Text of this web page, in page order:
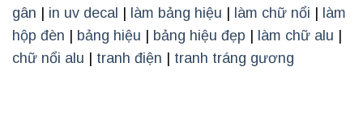
gân
in uv decal làm bảng hiệu làm chữ nổi
làm
hộp đèn
bảng hiệu bảng hiệu đẹp làm chữ alu
chữ nổi alu
tranh điện tranh tráng gương